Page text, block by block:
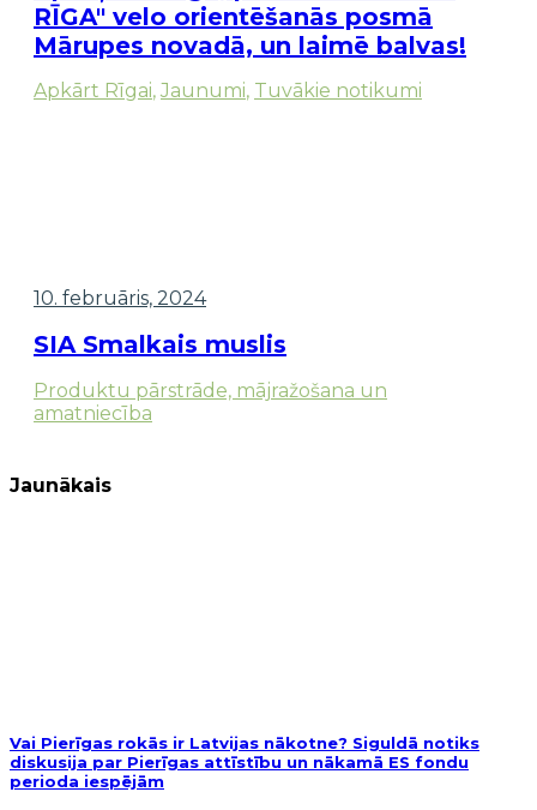
RĪGA" velo orientēšanās posmā
Mārupes novadā, un laimē balvas!
Apkārt Rīgai, Jaunumi, Tuvākie notikumi
10. februāris, 2024
SIA Smalkais muslis
Produktu pārstrāde, mājražošana un
amatniecība
Jaunākais
Vai Pierīgas rokās ir Latvijas nākotne? Siguldā notiks
diskusija par Pierīgas attīstību un nākamā ES fondu
perioda iespējām